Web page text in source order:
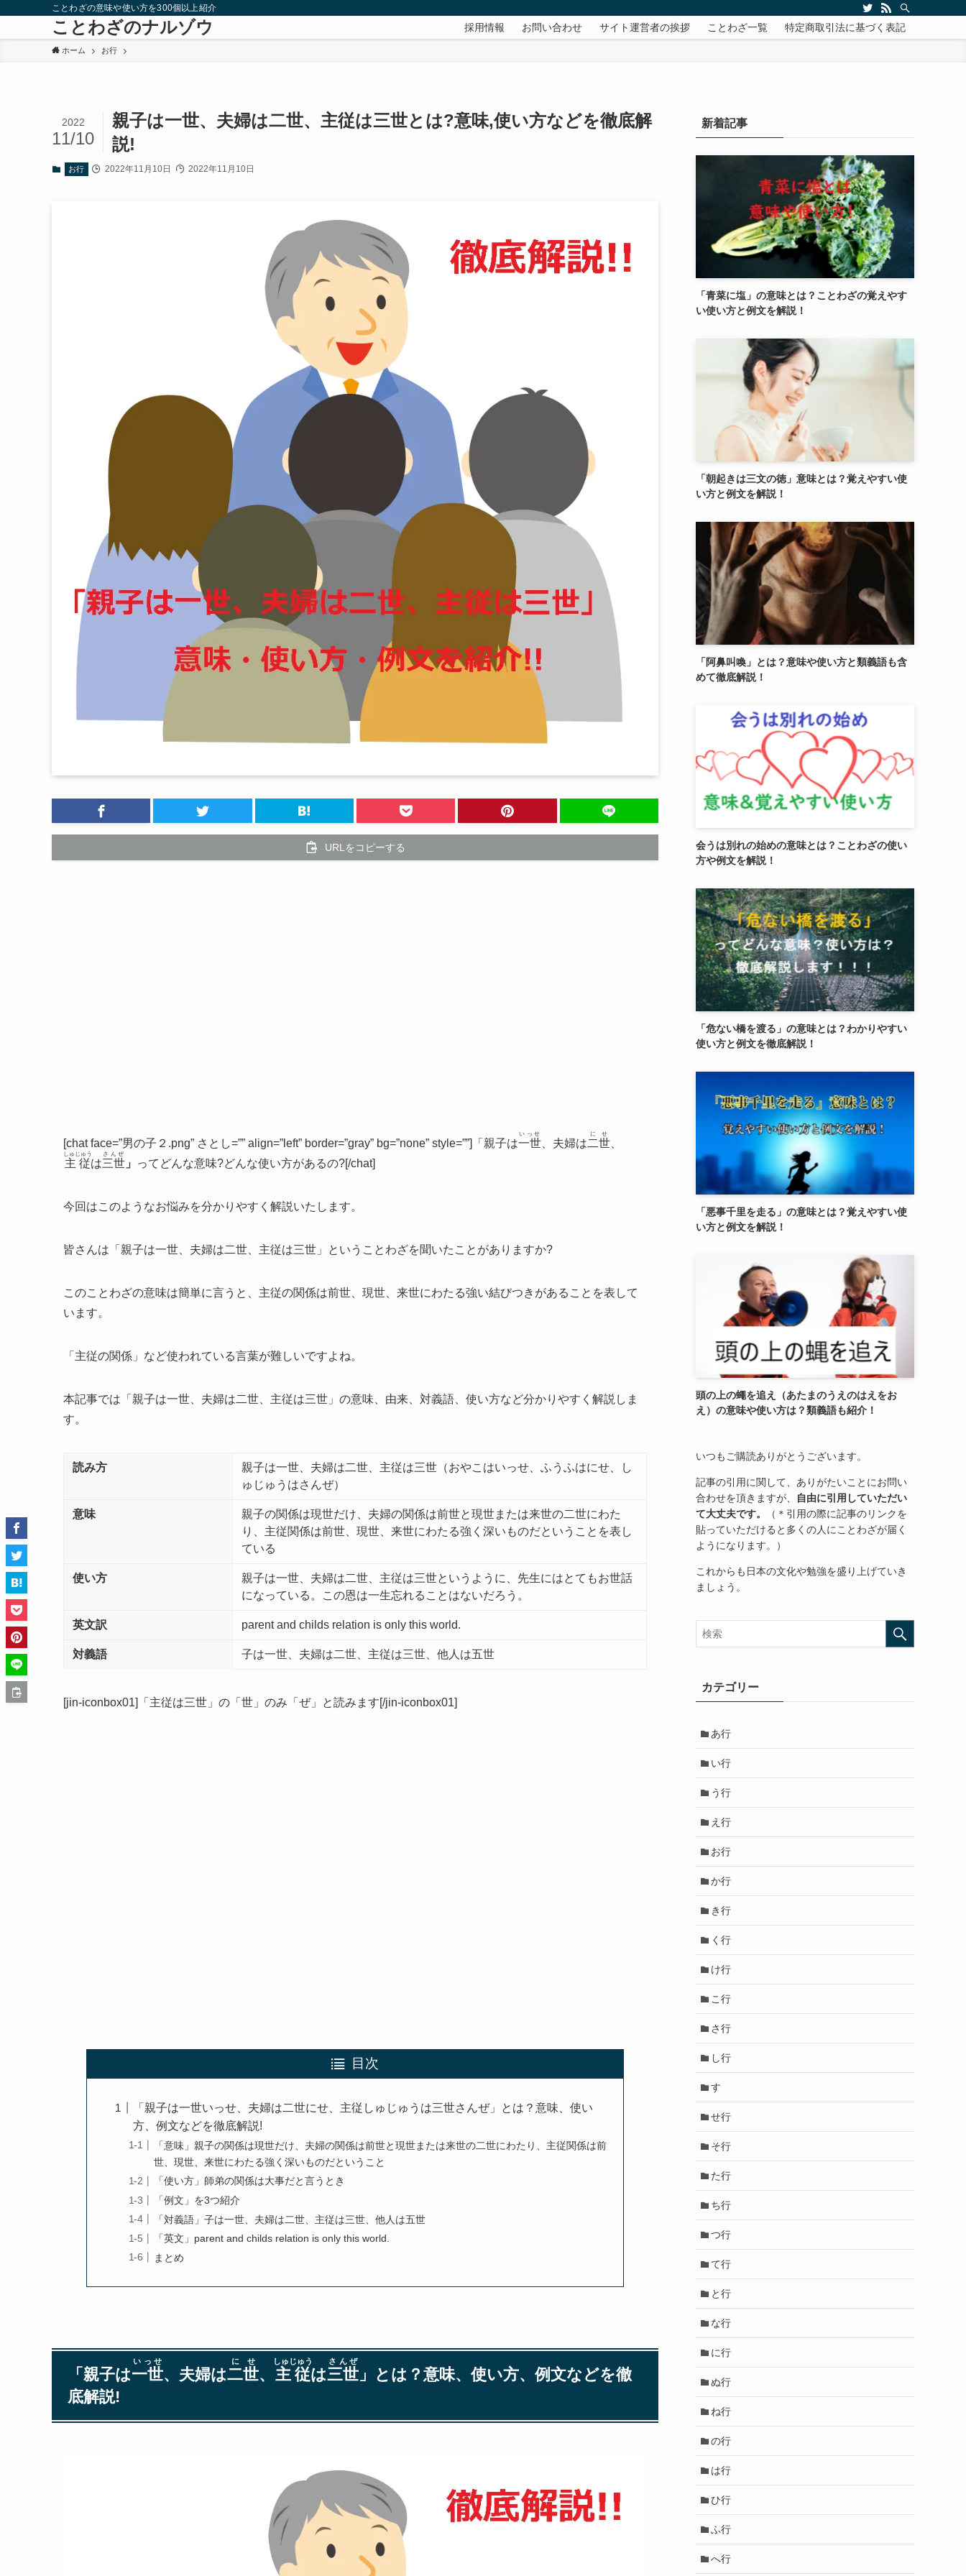
ことわざの意味や使い方を300個以上紹介
ことわざのナルゾウ 採用情報 お問い合わせ サイト運営者の挨拶 ことわざ一覧 特定商取引法に基づく表記
ホーム お行
親子は一世、夫婦は二世、主従は三世とは?意味,使い方などを徹底解
説!
2022
11/10
お行 2022年11月10日 2022年11月10日
URLをコピーする
[chat face=”男の子２.png” さとし=”” align=”left” border=”gray” bg=”none” style=””]「親子は一世
いっせ
、夫婦は二世
にせ
主従
しゅじゅう
は三世
さんぜ
」 ってどんな意味?どんな使い方があるの?[/chat]
今回はこのようなお悩みを分かりやすく解説いたします。
皆さんは「親子は一世、夫婦は二世、主従は三世」ということわざを聞いたことがありますか?
このことわざの意味は簡単に言うと、 主従の関係は前世、現世、来世にわたる強い結びつきがある ことを表して
います。
「主従の関係」など使われている言葉が難しいですよね。
本記事では「親子は一世、夫婦は二世、主従は三世」の意味、由来、対義語、使い方など分かりやすく解説しま
す。
読み方
親子は一世、夫婦は二世、主従は三世（おやこはいっせ、ふうふはにせ、し
ゅじゅうはさんぜ）
意味
親子の関係は現世だけ、夫婦の関係は前世と現世または来世の二世にわた
り、主従関係は前世、現世、来世にわたる強く深いものだということを表し
ている
使い方
親子は一世、夫婦は二世、主従は三世というように、先生にはとてもお世話
になっている。この恩は一生忘れることはないだろう。
英文訳 parent and childs relation is only this world.
対義語 子は一世、夫婦は二世、主従は三世、他人は五世
[jin-iconbox01]「主従は三世」の「世」のみ「ぜ」と読みます[/jin-iconbox01]
目次
「親子は一世いっせ、夫婦は二世にせ、主従しゅじゅうは三世さんぜ」とは？意味、使い
方、例文などを徹底解説!
「意味」親子の関係は現世だけ、夫婦の関係は前世と現世または来世の二世にわたり、主従関係は前
世、現世、来世にわたる強く深いものだということ
「使い方」師弟の関係は大事だと言うとき
「例文」を3つ紹介
「対義語」子は一世、夫婦は二世、主従は三世、他人は五世
「英文」parent and childs relation is only this world.
まとめ
「親子は一世
いっせ
、夫婦は二世
にせ
、 主従
しゅじゅう
は三世
さんぜ
」とは？意味、使い方、例文などを徹
底解説!
新着記事
「青菜に塩」の意味とは？ことわざの覚えやす
い使い方と例文を解説！
「朝起きは三文の徳」意味とは？覚えやすい使
い方と例文を解説！
「阿鼻叫喚」とは？意味や使い方と類義語も含
めて徹底解説！
会うは別れの始めの意味とは？ことわざの使い
方や例文を解説！
「危ない橋を渡る」の意味とは？わかりやすい
使い方と例文を徹底解説！
「悪事千里を走る」の意味とは？覚えやすい使
い方と例文を解説！
頭の上の蠅を追え（あたまのうえのはえをお
え）の意味や使い方は？類義語も紹介！
いつもご購読ありがとうございます。
記事の引用に関して、ありがたいことにお問い
合わせを頂きますが、
自由に引用していただい
て大丈夫です。
（＊引用の際に記事のリンクを
貼っていただけると多くの人にことわざが届く
ようになります。）
これからも日本の文化や勉強を盛り上げていき
ましょう。
カテゴリー
あ行
い行
う行
え行
お行
か行
き行
く行
け行
こ行
さ行
し行
す
せ行
そ行
た行
ち行
つ行
て行
と行
な行
に行
ぬ行
ね行
の行
は行
ひ行
ふ行
へ行